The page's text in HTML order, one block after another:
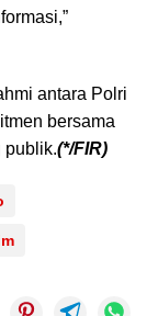
antara Polri
bersama
publik.(*/FIR)